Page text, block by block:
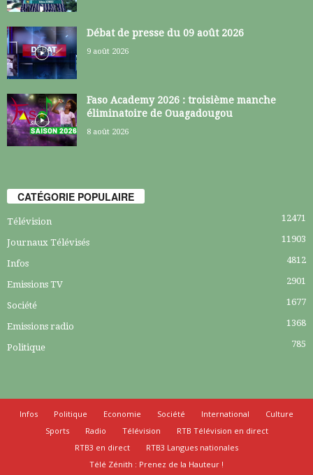
Débat de presse du 09 août 2026
9 août 2026
Faso Academy 2026 : troisième manche
éliminatoire de Ouagadougou
8 août 2026
CATÉGORIE POPULAIRE
Télévision 12471
Journaux Télévisés 11903
Infos 4812
Emissions TV 2901
Société 1677
Emissions radio 1368
Politique 785
Infos Politique Economie Société International
Culture
Sports
Radio Télévision
RTB Télévision en direct
RTB3 en direct
RTB3 Langues nationales
Télé Zénith : Prenez de la Hauteur !